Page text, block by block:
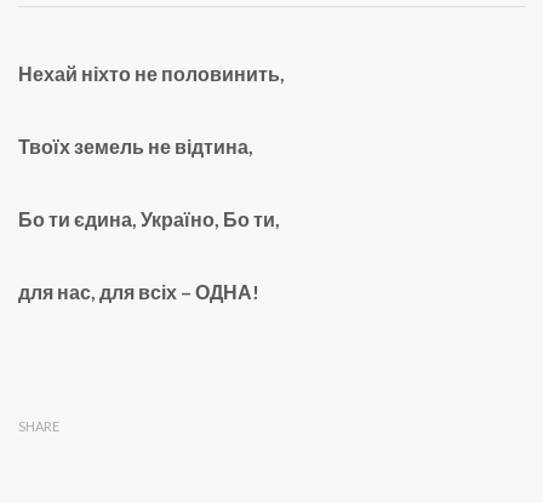
Нехай ніхто не половинить,
Твоїх земель не відтина,
Бо ти єдина, Україно, Бо ти,
для нас, для всіх – ОДНА!
SHARE